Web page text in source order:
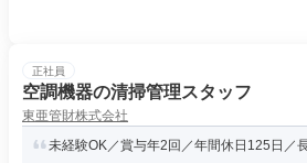
正社員
空調機器の清掃管理スタッフ
東亜管財株式会社
未経験OK／賞与年2回／年間休日125日／